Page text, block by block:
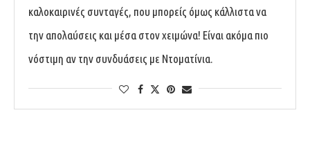
καλοκαιρινές συνταγές, που μπορείς όμως κάλλιστα να
την απολαύσεις και μέσα στον χειμώνα! Είναι ακόμα πιο
νόστιμη αν την συνδυάσεις με Ντοματίνια.